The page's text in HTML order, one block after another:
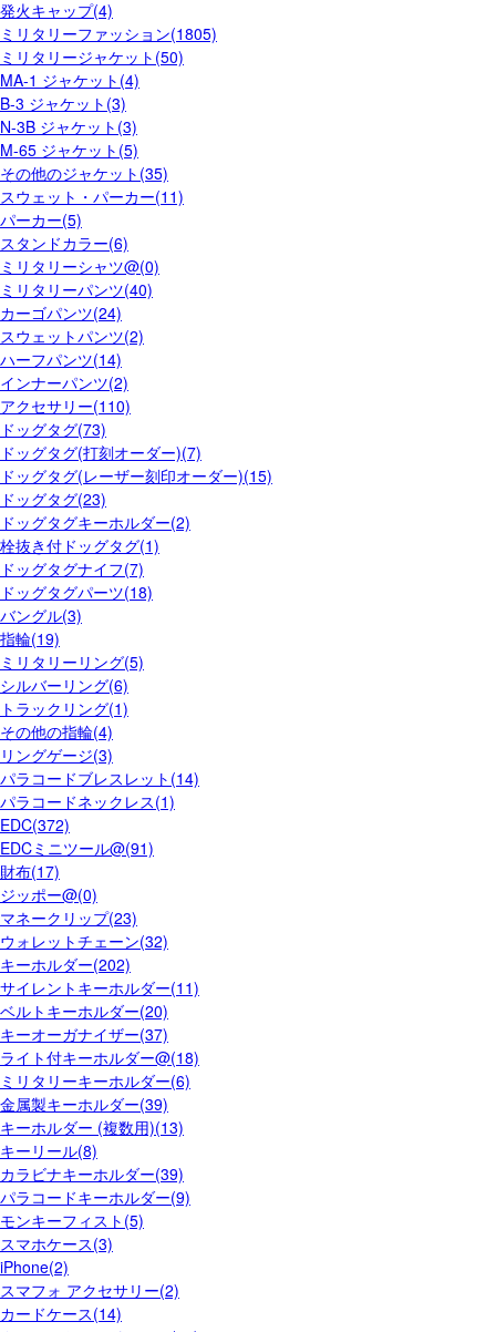
発火キャップ(4)
ミリタリーファッション(1805)
ミリタリージャケット(50)
MA-1 ジャケット(4)
B-3 ジャケット(3)
N-3B ジャケット(3)
M-65 ジャケット(5)
その他のジャケット(35)
スウェット・パーカー(11)
パーカー(5)
スタンドカラー(6)
ミリタリーシャツ@(0)
ミリタリーパンツ(40)
カーゴパンツ(24)
スウェットパンツ(2)
ハーフパンツ(14)
インナーパンツ(2)
アクセサリー(110)
ドッグタグ(73)
ドッグタグ(打刻オーダー)(7)
ドッグタグ(レーザー刻印オーダー)(15)
ドッグタグ(23)
ドッグタグキーホルダー(2)
栓抜き付ドッグタグ(1)
ドッグタグナイフ(7)
ドッグタグパーツ(18)
バングル(3)
指輪(19)
ミリタリーリング(5)
シルバーリング(6)
トラックリング(1)
その他の指輪(4)
リングゲージ(3)
パラコードブレスレット(14)
パラコードネックレス(1)
EDC(372)
EDCミニツール@(91)
財布(17)
ジッポー@(0)
マネークリップ(23)
ウォレットチェーン(32)
キーホルダー(202)
サイレントキーホルダー(11)
ベルトキーホルダー(20)
キーオーガナイザー(37)
ライト付キーホルダー@(18)
ミリタリーキーホルダー(6)
金属製キーホルダー(39)
キーホルダー (複数用)(13)
キーリール(8)
カラビナキーホルダー(39)
パラコードキーホルダー(9)
モンキーフィスト(5)
スマホケース(3)
iPhone(2)
スマフォ アクセサリー(2)
カードケース(14)